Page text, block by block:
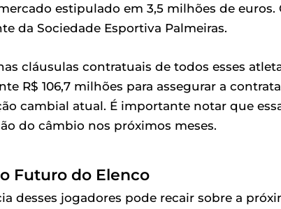
estipulado em 3,5 milhões de euros.
da Sociedade Esportiva Palmeiras.
cláusulas contratuais de todos esses
R$ 106,7 milhões para assegurar a
cambial atual. É importante notar que
do câmbio nos próximos meses.
Futuro do Elenco
desses jogadores pode recair sobre a